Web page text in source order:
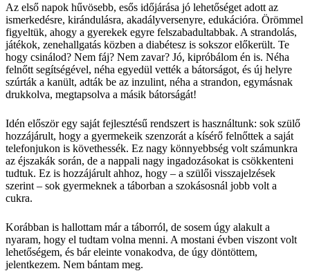
Az első napok hűvösebb, esős időjárása jó lehetőséget adott az
ismerkedésre, kirándulásra, akadályversenyre, edukációra. Örömmel
figyeltük, ahogy a gyerekek egyre felszabadultabbak. A strandolás,
játékok, zenehallgatás közben a diabétesz is sokszor előkerült. Te
hogy csinálod? Nem fáj? Nem zavar? Jó, kipróbálom én is. Néha
felnőtt segítségével, néha egyedül vették a bátorságot, és új helyre
szúrták a kanült, adták be az inzulint, néha a strandon, egymásnak
drukkolva, megtapsolva a másik bátorságát!
Idén először egy saját fejlesztésű rendszert is használtunk: sok szülő
hozzájárult, hogy a gyermekeik szenzorát a kísérő felnőttek a saját
telefonjukon is követhessék. Ez nagy könnyebbség volt számunkra
az éjszakák során, de a nappali nagy ingadozásokat is csökkenteni
tudtuk. Ez is hozzájárult ahhoz, hogy – a szülői visszajelzések
szerint – sok gyermeknek a táborban a szokásosnál jobb volt a
cukra.
Korábban is hallottam már a táborról, de sosem úgy alakult a
nyaram, hogy el tudtam volna menni. A mostani évben viszont volt
lehetőségem, és bár eleinte vonakodva, de úgy döntöttem,
jelentkezem. Nem bántam meg.